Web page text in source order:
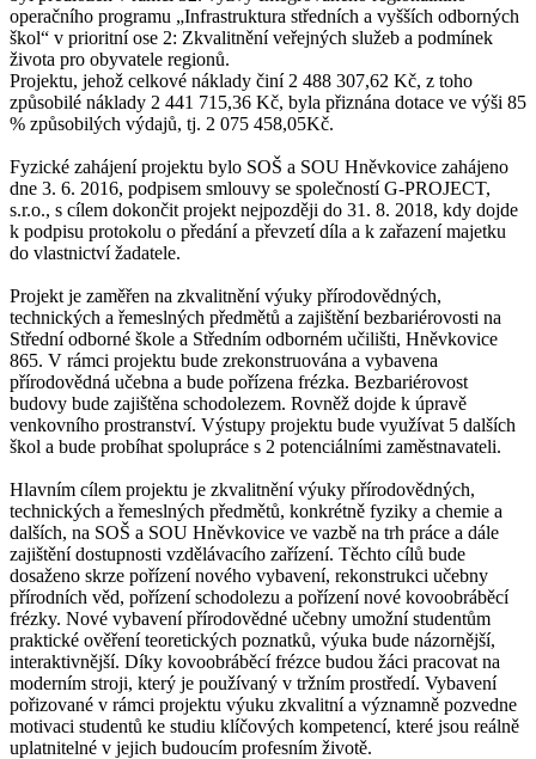
operačního programu „Infrastruktura středních a vyšších odborných
škol“ v prioritní ose 2: Zkvalitnění veřejných služeb a podmínek
života pro obyvatele regionů.
Projektu, jehož celkové náklady činí 2 488 307,62 Kč, z toho
způsobilé náklady 2 441 715,36 Kč, byla přiznána dotace ve výši 85
% způsobilých výdajů, tj. 2 075 458,05Kč.
Fyzické zahájení projektu bylo SOŠ a SOU Hněvkovice zahájeno
dne 3. 6. 2016, podpisem smlouvy se společností G-PROJECT,
s.r.o., s cílem dokončit projekt nejpozději do 31. 8. 2018, kdy dojde
k podpisu protokolu o předání a převzetí díla a k zařazení majetku
do vlastnictví žadatele.
Projekt je zaměřen na zkvalitnění výuky přírodovědných,
technických a řemeslných předmětů a zajištění bezbariérovosti na
Střední odborné škole a Středním odborném učilišti, Hněvkovice
865. V rámci projektu bude zrekonstruována a vybavena
přírodovědná učebna a bude pořízena frézka. Bezbariérovost
budovy bude zajištěna schodolezem. Rovněž dojde k úpravě
venkovního prostranství. Výstupy projektu bude využívat 5 dalších
škol a bude probíhat spolupráce s 2 potenciálními zaměstnavateli.
Hlavním cílem projektu je zkvalitnění výuky přírodovědných,
technických a řemeslných předmětů, konkrétně fyziky a chemie a
dalších, na SOŠ a SOU Hněvkovice ve vazbě na trh práce a dále
zajištění dostupnosti vzdělávacího zařízení. Těchto cílů bude
dosaženo skrze pořízení nového vybavení, rekonstrukci učebny
přírodních věd, pořízení schodolezu a pořízení nové kovoobráběcí
frézky. Nové vybavení přírodovědné učebny umožní studentům
praktické ověření teoretických poznatků, výuka bude názornější,
interaktivnější. Díky kovoobráběcí frézce budou žáci pracovat na
moderním stroji, který je používaný v tržním prostředí. Vybavení
pořizované v rámci projektu výuku zkvalitní a významně pozvedne
motivaci studentů ke studiu klíčových kompetencí, které jsou reálně
uplatnitelné v jejich budoucím profesním životě.